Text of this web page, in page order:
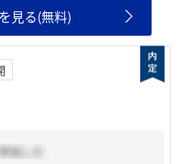
見る(無料)
参加した